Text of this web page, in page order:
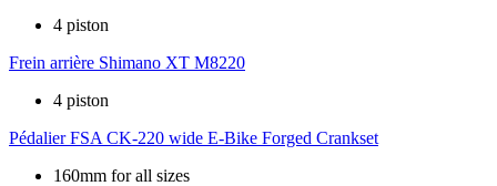
4 piston
Frein arrière Shimano XT M8220
4 piston
Pédalier FSA CK-220 wide E-Bike Forged Crankset
160mm for all sizes